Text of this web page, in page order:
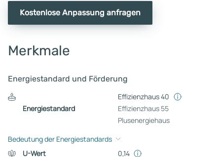
Kostenlose Anpassung anfragen
Merkmale
Energiestandard und Förderung
Energiestandard
Effizienzhaus 40
Effizienzhaus 55
Plusenergiehaus
Bedeutung der Energiestandards
U-Wert
0,14